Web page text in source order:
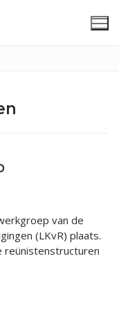
van de
(LKvR) plaats.
reünistenstructuren